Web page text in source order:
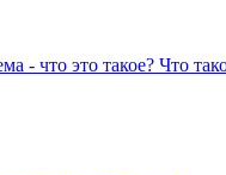
- что это такое? Что